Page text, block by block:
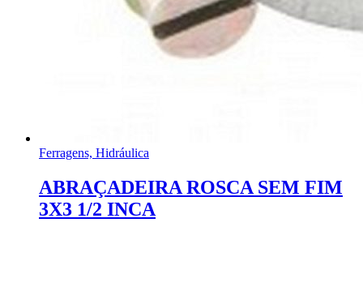
Ferragens, Hidráulica
ABRAÇADEIRA ROSCA SEM FIM
3X3 1/2 INCA